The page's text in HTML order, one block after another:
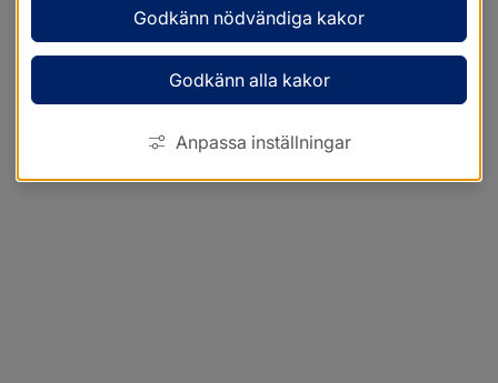
Godkänn nödvändiga kakor
Godkänn alla kakor
Anpassa inställningar